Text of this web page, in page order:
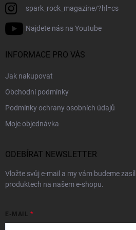
spark_rock_magazine/?hl=cs
Najdete nás na Youtube
INFORMACE PRO VÁS
Jak nakupovat
Obchodní podmínky
Podmínky ochrany osobních údajů
Moje objednávka
ODEBÍRAT NEWSLETTER
Vložte svůj e-mail a my vám budeme
produktech na našem e-shopu.
E-MAIL